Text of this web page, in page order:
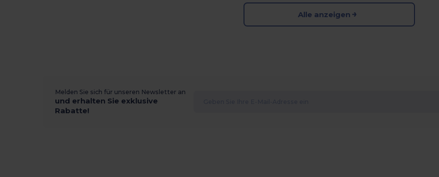
Alle anzeigen
Melden Sie sich für unseren Newsletter an
und erhalten Sie exklusive
Rabatte!